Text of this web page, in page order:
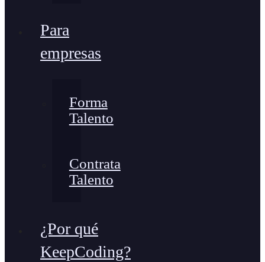
Para
empresas
Forma
Talento
Contrata
Talento
¿Por qué
KeepCoding?